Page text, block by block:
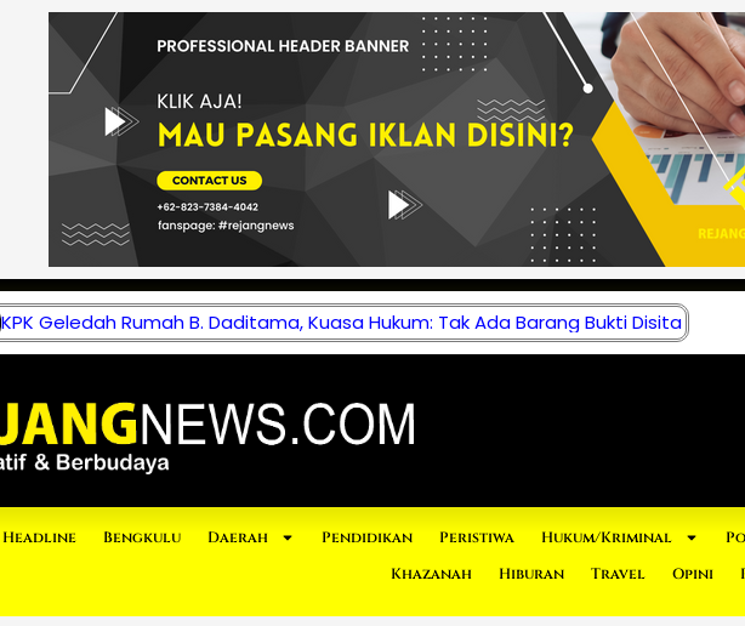
KPK Geledah Rumah B. Daditama, Kuasa Hukum: Tak Ada Barang Bukti Disita
Headline Bengkulu Daerah Pendidikan Peristiwa Hukum/Kriminal
Khazanah
Hiburan Travel Opini